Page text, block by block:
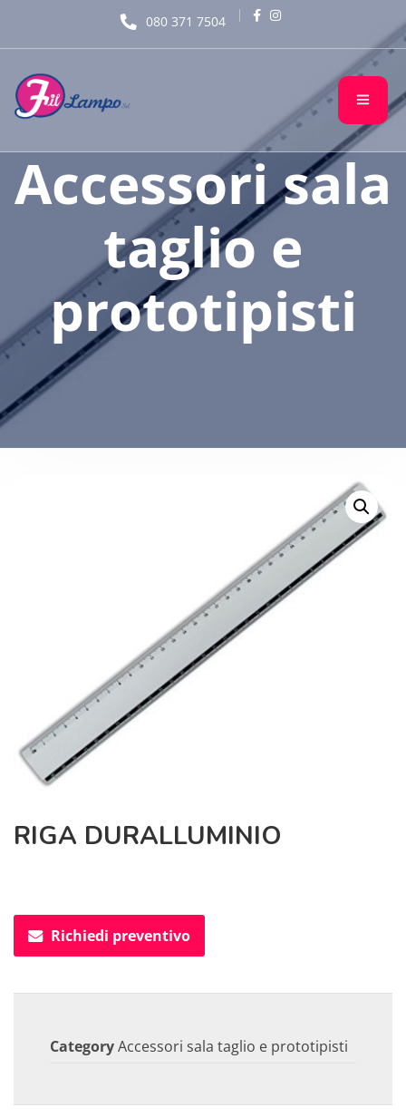
080 371 7504
Accessori sala
taglio e
prototipisti
RIGA DURALLUMINIO
Richiedi preventivo
CategoryAccessori sala taglio e prototipisti